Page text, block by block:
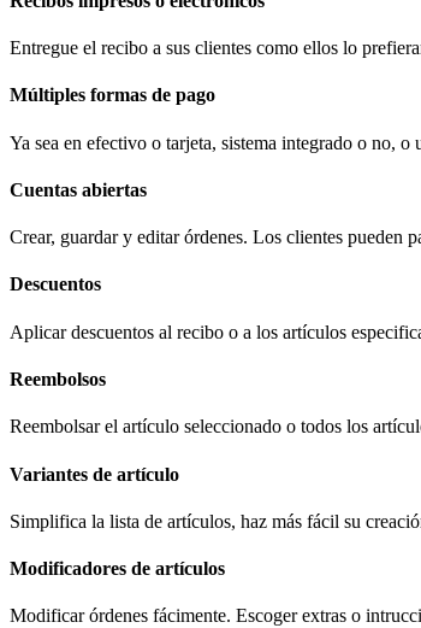
Entregue el recibo a sus clientes como ellos lo
Múltiples formas de pago
Ya sea en efectivo o tarjeta, sistema integrado o no,
Cuentas abiertas
Crear, guardar y editar órdenes. Los clientes pueden
Descuentos
Aplicar descuentos al recibo o a los artículos
Reembolsos
Reembolsar el artículo seleccionado o todos los
Variantes de artículo
Simplifica la lista de artículos, haz más fácil su
Modificadores de artículos
Modificar órdenes fácimente. Escoger extras o